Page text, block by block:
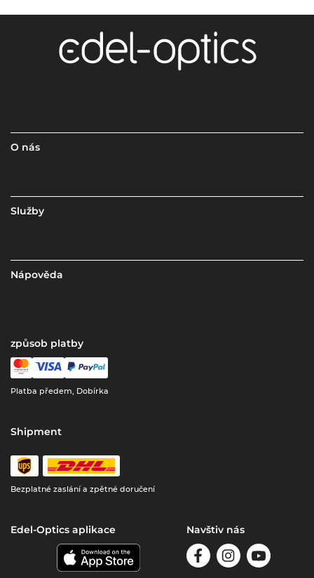
O nás
Služby
Nápověda
způsob platby
Platba předem, Dobírka
Shipment
Bezplatné zaslání a zpětné doručení
Edel-Optics aplikace Navštiv nás